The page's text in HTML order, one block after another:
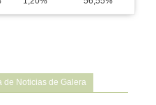
de Noticias de Galera